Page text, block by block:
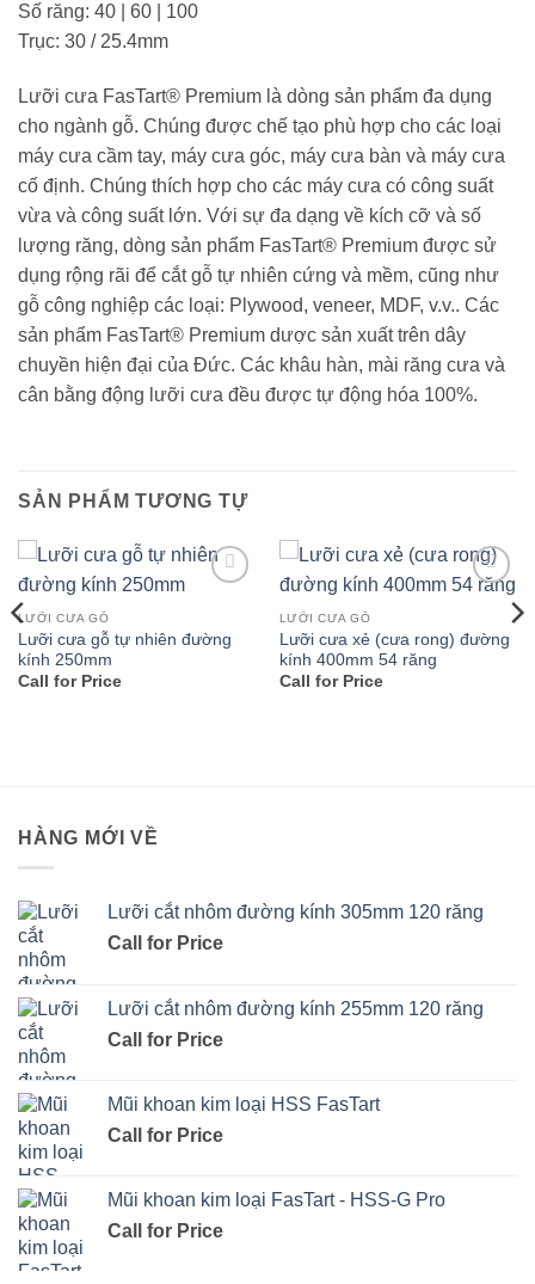
Số răng: 40 | 60 | 100
Trục: 30 / 25.4mm
Lưỡi cưa FasTart® Premium là dòng sản phẩm đa dụng
cho ngành gỗ. Chúng được chế tạo phù hợp cho các loại
máy cưa cầm tay, máy cưa góc, máy cưa bàn và máy cưa
cố định. Chúng thích hợp cho các máy cưa có công suất
vừa và công suất lớn. Với sự đa dạng về kích cỡ và số
lượng răng, dòng sản phẩm FasTart® Premium được sử
dụng rộng rãi để cắt gỗ tự nhiên cứng và mềm, cũng như
gỗ công nghiệp các loại: Plywood, veneer, MDF, v.v.. Các
sản phẩm FasTart® Premium dược sản xuất trên dây
chuyền hiện đại của Đức. Các khâu hàn, mài răng cưa và
cân bằng động lưỡi cưa đều được tự động hóa 100%.
SẢN PHẨM TƯƠNG TỰ
LƯỠI CƯA GỖ
Lưỡi cưa gỗ tự nhiên đường
kính 250mm
Call for Price
LƯỠI CƯA GỖ
Lưỡi cưa xẻ (cưa rong) đường
kính 400mm 54 răng
Call for Price
HÀNG MỚI VỀ
Lưỡi cắt nhôm đường kính 305mm 120 răng
Call for Price
Lưỡi cắt nhôm đường kính 255mm 120 răng
Call for Price
Mũi khoan kim loại HSS FasTart
Call for Price
Mũi khoan kim loại FasTart - HSS-G Pro
Call for Price